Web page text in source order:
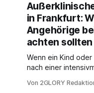
in Frankfurt:
Angehörige
achten sollten
Wenn ein Kind
nach einer
oder eine
Von 2GLORY